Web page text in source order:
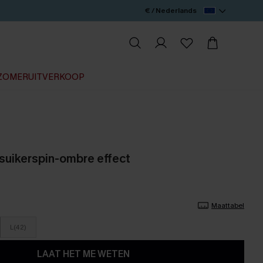
€ / Nederlands
ombre effect
Maattabel
L(42)
LAAT HET ME WETEN